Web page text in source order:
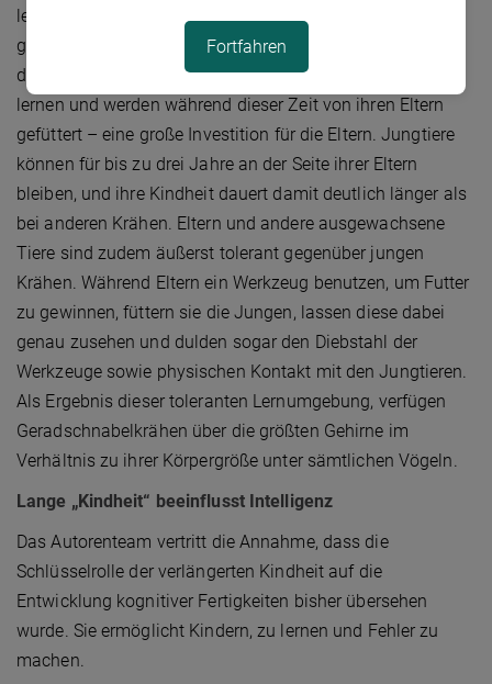
lernen, Werkzeuge herzustellen, mit denen sie an Futter
gelangen können – eine überlebenswichtige Fertigkeit
dieser Vögel. Die Jungtiere brauchen ein Jahr um dies zu
lernen und werden während dieser Zeit von ihren Eltern
gefüttert – eine große Investition für die Eltern. Jungtiere
können für bis zu drei Jahre an der Seite ihrer Eltern
bleiben, und ihre Kindheit dauert damit deutlich länger als
bei anderen Krähen. Eltern und andere ausgewachsene
Tiere sind zudem äußerst tolerant gegenüber jungen
Krähen. Während Eltern ein Werkzeug benutzen, um Futter
zu gewinnen, füttern sie die Jungen, lassen diese dabei
genau zusehen und dulden sogar den Diebstahl der
Werkzeuge sowie physischen Kontakt mit den Jungtieren.
Als Ergebnis dieser toleranten Lernumgebung, verfügen
Geradschnabelkrähen über die größten Gehirne im
Verhältnis zu ihrer Körpergröße unter sämtlichen Vögeln.
Lange „Kindheit“ beeinflusst Intelligenz
Das Autorenteam vertritt die Annahme, dass die
Schlüsselrolle der verlängerten Kindheit auf die
Entwicklung kognitiver Fertigkeiten bisher übersehen
wurde. Sie ermöglicht Kindern, zu lernen und Fehler zu
machen.
Fortfahren